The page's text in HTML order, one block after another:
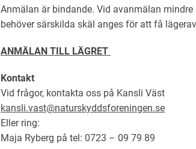
Anmälan är bindande. Vid avanmälan
behöver särskilda skäl anges för att få
ANMÄLAN TILL LÄGRET
Kontakt
Vid frågor, kontakta oss på Kansli Väst
kansli.vast@naturskyddsforeningen.se
Eller ring:
Maja Ryberg på tel: 0723 – 09 79 89